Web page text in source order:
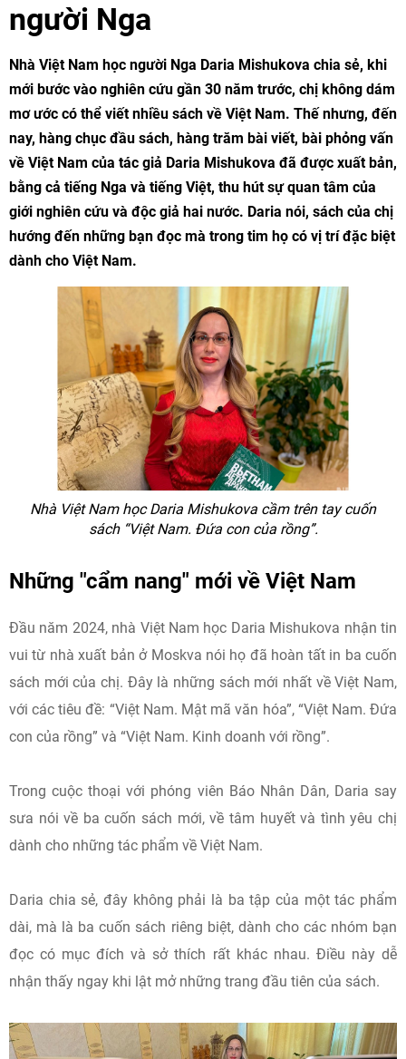
người Nga
Nhà Việt Nam học người Nga Daria Mishukova chia sẻ, khi
mới bước vào nghiên cứu gần 30 năm trước, chị không dám
mơ ước có thể viết nhiều sách về Việt Nam. Thế nhưng, đến
nay, hàng chục đầu sách, hàng trăm bài viết, bài phỏng vấn
về Việt Nam của tác giả Daria Mishukova đã được xuất bản,
bằng cả tiếng Nga và tiếng Việt, thu hút sự quan tâm của
giới nghiên cứu và độc giả hai nước. Daria nói, sách của chị
hướng đến những bạn đọc mà trong tim họ có vị trí đặc biệt
dành cho Việt Nam.
Nhà Việt Nam học Daria Mishukova cầm trên tay cuốn
sách “Việt Nam. Đứa con của rồng”.
Những "cẩm nang" mới về Việt Nam
Đầu năm 2024, nhà Việt Nam học Daria Mishukova nhận tin
vui từ nhà xuất bản ở Moskva nói họ đã hoàn tất in ba cuốn
sách mới của chị. Đây là những sách mới nhất về Việt Nam,
với các tiêu đề: “Việt Nam. Mật mã văn hóa”, “Việt Nam. Đứa
con của rồng” và “Việt Nam. Kinh doanh với rồng”.
Trong cuộc thoại với phóng viên Báo Nhân Dân, Daria say
sưa nói về ba cuốn sách mới, về tâm huyết và tình yêu chị
dành cho những tác phẩm về Việt Nam.
Daria chia sẻ, đây không phải là ba tập của một tác phẩm
dài, mà là ba cuốn sách riêng biệt, dành cho các nhóm bạn
đọc có mục đích và sở thích rất khác nhau. Điều này dễ
nhận thấy ngay khi lật mở những trang đầu tiên của sách.